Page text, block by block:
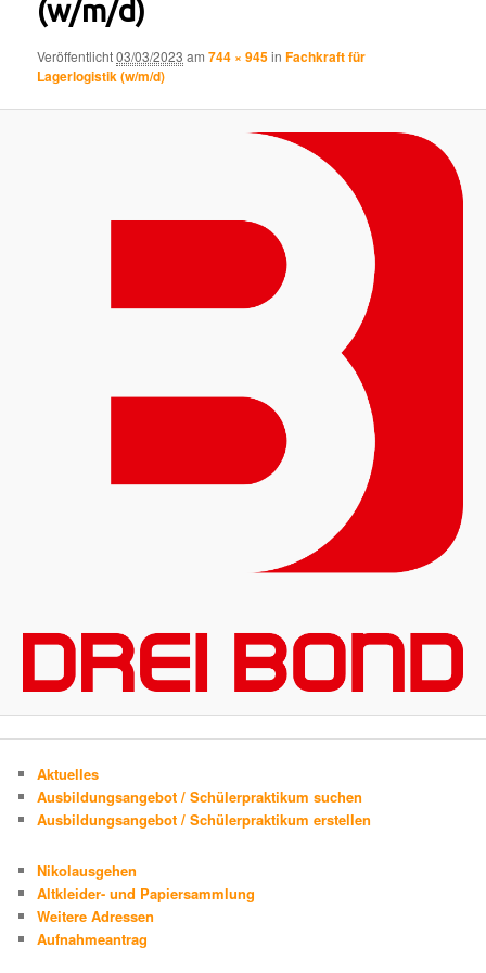
(w/m/d)
Veröffentlicht03/03/2023 am744 × 945inFachkraft für
Lagerlogistik (w/m/d)
Aktuelles
Ausbildungsangebot / Schülerpraktikum suchen
Ausbildungsangebot / Schülerpraktikum erstellen
Nikolausgehen
Altkleider- und Papiersammlung
Weitere Adressen
Aufnahmeantrag